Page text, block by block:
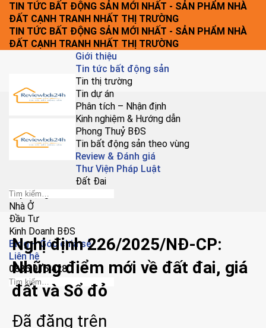
Chuyển
đến
nội
dung
TIN TỨC BẤT ĐỘNG SẢN MỚI NHẤT - SẢN PHẨM NHÀ
ĐẤT CẠNH TRANH NHẤT THỊ TRƯỜNG
TIN TỨC BẤT ĐỘNG SẢN MỚI NHẤT - SẢN PHẨM NHÀ
ĐẤT CẠNH TRANH NHẤT THỊ TRƯỜNG
Giới thiệu
Tin tức bất động sản
Tin thị trường
Tin dự án
Phân tích – Nhận định
Kinh nghiệm & Hướng dẫn
Phong Thuỷ BĐS
Tin bất động sản theo vùng
Review & Đánh giá
Thư Viện Pháp Luật
Đất Đai
Xây Dựng
Nhà Ở
Đầu Tư
Kinh Doanh BĐS
Blog – Góc chia sẻ
Liên hệ
0886.915.428
Nghị định 226/2025/NĐ-CP:
Những điểm mới về đất đai, giá
đất và Sổ đỏ
Đã đăng trên